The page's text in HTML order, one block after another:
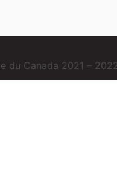
du Canada 2021 –